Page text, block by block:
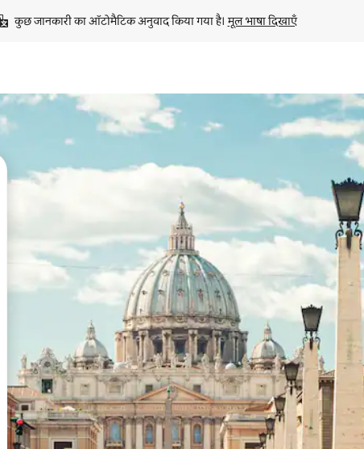
कुछ जानकारी का ऑटोमैटिक अनुवाद किया गया है। मूल भाषा दिखाएँ
करें या टच या फिर स्वाइप जेस्चर का इस्तेमाल करके एक्सप्लोर करें।